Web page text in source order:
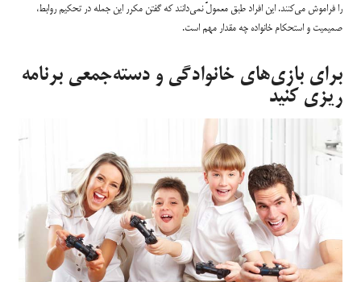
را فراموش می‌کنند. این افراد طبق معمولً نمی‌دانند که گفتن مکرر این جمله در تحکیم روابط،
صمیمیت و استحکام خانواده چه مقدار مهم است.
برای بازی‌های خانوادگی و دسته‌جمعی برنامه‌
ریزی کنید